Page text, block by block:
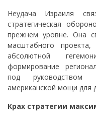
Неудача Израиля
стратегическая
прежнем уровне. Она
масштабного проекта,
абсолютной
формирование
под руководством
американской мощи для
Крах стратегии